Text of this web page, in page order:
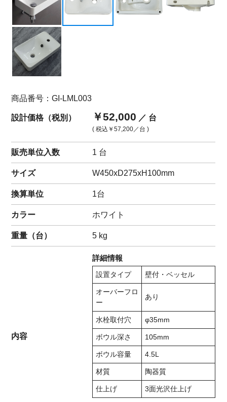
商品番号：GI-LML003
設計価格（税別） ￥52,000 ／ 台
( 税込 ￥57,200 ／台 )
販売単位入数 1 台
サイズ W450xD275xH100mm
換算単位 1台
カラー ホワイト
重量（台） 5 kg
内容
詳細情報
設置タイプ 壁付・ベッセル
オーバーフロ
ー
あり
水栓取付穴 φ35mm
ボウル深さ 105mm
ボウル容量 4.5L
材質 陶器質
仕上げ 3面光沢仕上げ